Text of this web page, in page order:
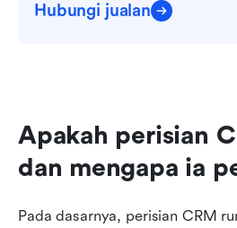
Hubungi jualan
Apakah perisian
dan mengapa ia
Pada dasarnya, perisian CRM